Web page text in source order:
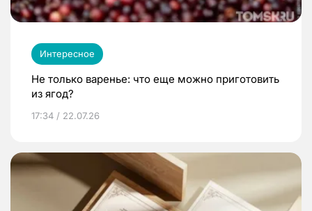
Интересное
Не только варенье: что еще можно приготовить
из ягод?
17:34 / 22.07.26